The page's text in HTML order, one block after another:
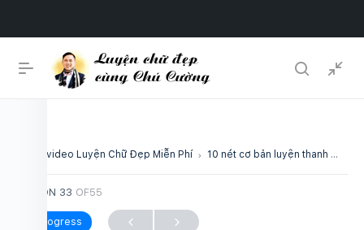
Chuỗi video Luyện Chữ Đẹp Miễn Phí 10 nét cơ bản luyện thanh đậm cho bút ngòi G
LESSON 33 OF55
In Progress